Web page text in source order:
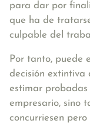
para dar por
que ha de
culpable del
Por tanto, puede
decisión extintiva
estimar probadas
empresario, sino
concurriesen